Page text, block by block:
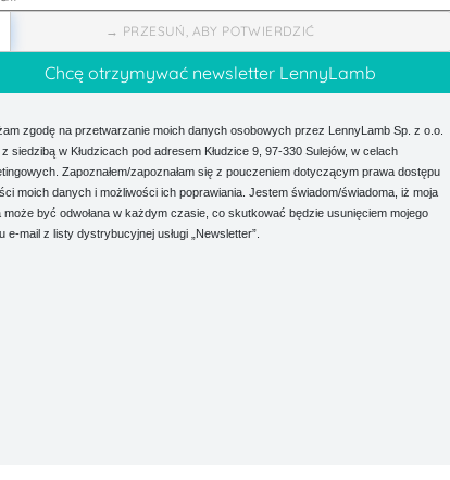
→ PRZESUŃ, ABY POTWIERDZIĆ
zgodę na przetwarzanie moich danych osobowych przez LennyLamb Sp. z o.o.
siedzibą w Kłudzicach pod adresem Kłudzice 9, 97-330 Sulejów, w celach
Zapoznałem/zapoznałam się z pouczeniem dotyczącym prawa dostępu
moich danych i możliwości ich poprawiania. Jestem świadom/świadoma, iż moja
może być odwołana w każdym czasie, co skutkować będzie usunięciem mojego
e-mail z listy dystrybucyjnej usługi „Newsletter”.